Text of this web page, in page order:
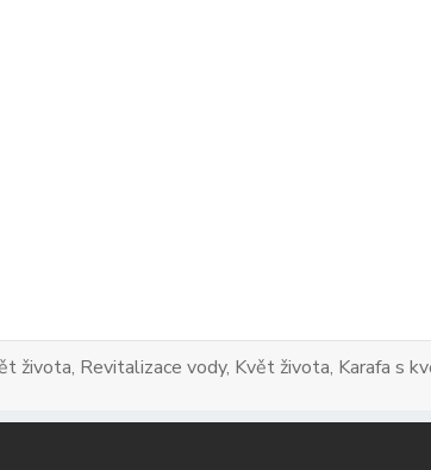
života, Revitalizace vody, Květ života, Karafa s